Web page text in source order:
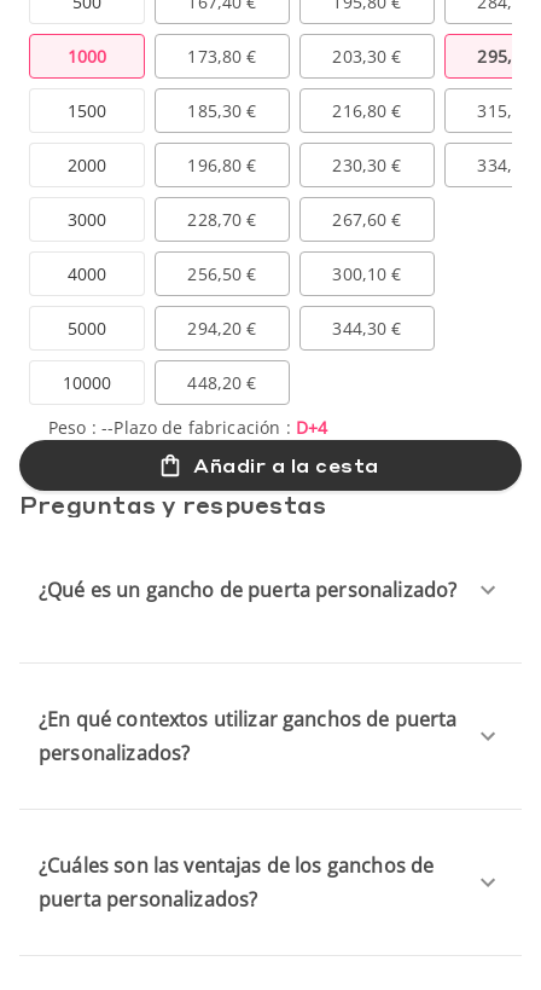
1000
1500
2000
3000
4000
5000
10000
173,80 € 203,30 € 295,50
185,30 € 216,80 € 315,00
196,80 € 230,30 € 334,60
228,70 € 267,60 €
256,50 € 300,10 €
294,20 € 344,30 €
448,20 €
Peso :--Plazo de fabricación : D+4
Añadir a la cesta
Preguntas y respuestas
¿Qué es un gancho de puerta personalizado?
¿En qué contextos utilizar ganchos de puerta
personalizados?
¿Cuáles son las ventajas de los ganchos de
puerta personalizados?